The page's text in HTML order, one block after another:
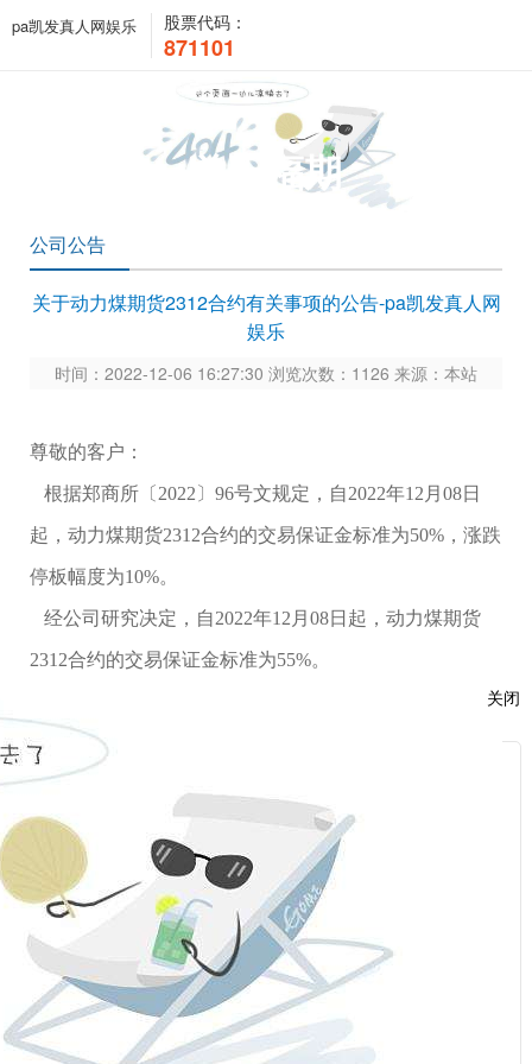
pa凯发真人网娱乐 股票代码：
871101
关于福期
公司公告
关于动力煤期货2312合约有关事项的公告-pa凯发真人网
娱乐
时间：2022-12-06 16:27:30 浏览次数：1126 来源：本站
尊敬的客户：
根据郑商所〔2022〕96号文规定，自2022年12 月 08日
起，动力煤期货2312合约的交易保证金标准为50%，涨跌
停板幅度为10%。
经公司研究决定，自2022年12 月 08日起，动力煤期货
2312合约的交易保证金标准为55%。
按规则规定执行的交易保证金标准和涨跌停板幅度高于
上述标准的，仍按原规定执行。
特此通知。
福
2022年12
相关新闻
关闭